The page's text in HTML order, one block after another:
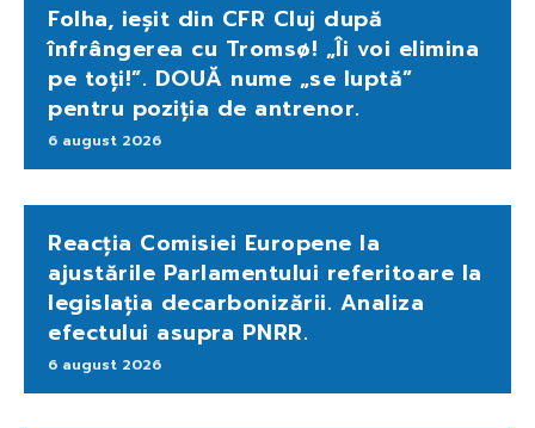
Folha, ieșit din CFR Cluj după
înfrângerea cu Tromsø! „Îi voi elimina
pe toți!”. DOUĂ nume „se luptă”
pentru poziția de antrenor.
6 august 2026
Reacția Comisiei Europene la
ajustările Parlamentului referitoare la
legislația decarbonizării. Analiza
efectului asupra PNRR.
6 august 2026